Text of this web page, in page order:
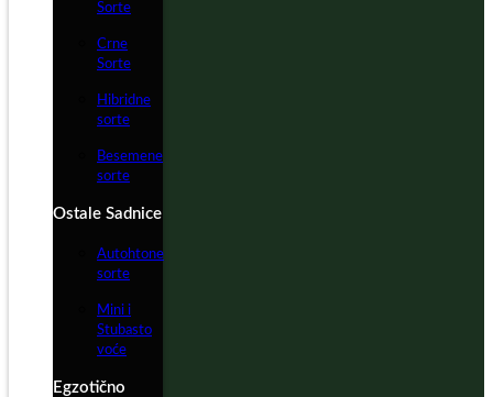
Sorte
Crne
Sorte
Hibridne
sorte
Besemene
sorte
Ostale Sadnice
Autohtone
sorte
Mini i
Stubasto
voće
Egzotično